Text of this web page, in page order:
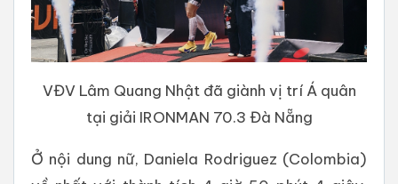
VĐV Lâm Quang Nhật đã giành vị trí Á quân
tại giải IRONMAN 70.3 Đà Nẵng
Ở nội dung nữ, Daniela Rodriguez (Colombia)